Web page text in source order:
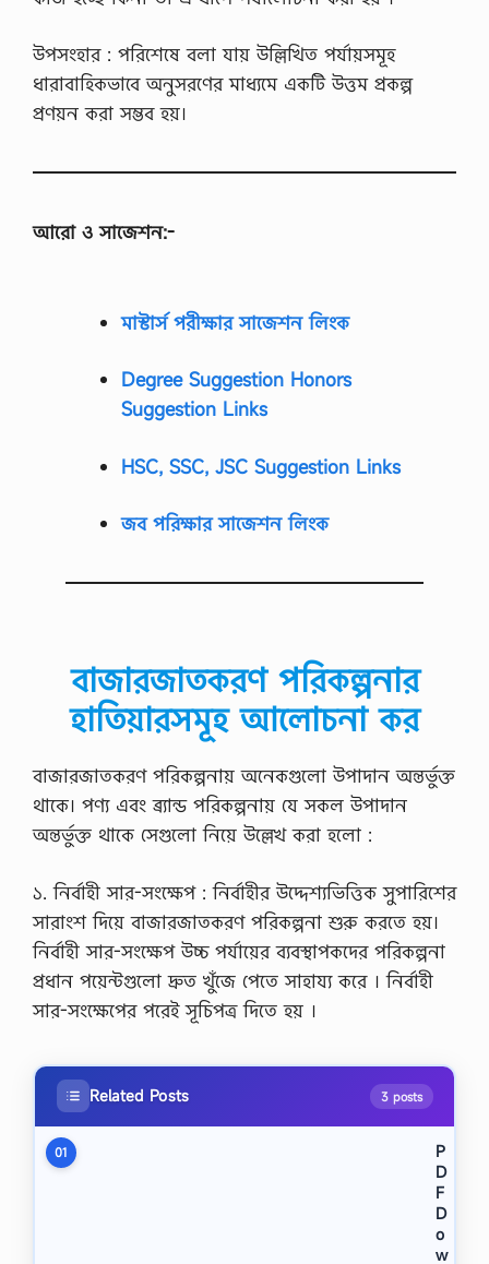
উপসংহার : পরিশেষে বলা যায় উল্লিখিত পর্যায়সমূহ
ধারাবাহিকভাবে অনুসরণের মাধ্যমে একটি উত্তম প্রকল্প
প্রণয়ন করা সম্ভব হয়।
আরো ও সাজেশন:-
মাস্টার্স পরীক্ষার সাজেশন লিংক
Degree Suggestion Honors
Suggestion Links
HSC, SSC, JSC Suggestion Links
জব পরিক্ষার সাজেশন লিংক
বাজারজাতকরণ পরিকল্পনার
হাতিয়ারসমূহ আলোচনা কর
বাজারজাতকরণ পরিকল্পনায় অনেকগুলো উপাদান অন্তর্ভুক্ত
থাকে। পণ্য এবং ব্র্যান্ড পরিকল্পনায় যে সকল উপাদান
অন্তর্ভুক্ত থাকে সেগুলো নিয়ে উল্লেখ করা হলো :
১. নির্বাহী সার-সংক্ষেপ : নির্বাহীর উদ্দেশ্যভিত্তিক সুপারিশের
সারাংশ দিয়ে বাজারজাতকরণ পরিকল্পনা শুরু করতে হয়।
নির্বাহী সার-সংক্ষেপ উচ্চ পর্যায়ের ব্যবস্থাপকদের পরিকল্পনা
প্রধান পয়েন্টগুলো দ্রুত খুঁজে পেতে সাহায্য করে । নির্বাহী
সার-সংক্ষেপের পরেই সূচিপত্র দিতে হয় ।
Related Posts 3 posts
01
P
D
F
D
o
w